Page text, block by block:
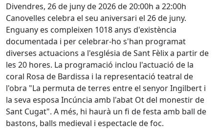
Divendres, 26 de juny de 2026 de 20:00h a 22:00h
Canovelles celebra el seu aniversari el 26 de juny.
Enguany es compleixen 1018 anys d'existència
documentada i per celebrar-ho s'han programat
diverses actuacions a l'església de Sant Fèlix a partir de
les 20 hores. La programació inclou l'actuació de la
coral Rosa de Bardissa i la representació teatral de
l'obra "La permuta de terres entre el senyor Ingilbert i
la seva esposa Incúncia amb l'abat Ot del monestir de
Sant Cugat". A més, hi haurà un fi de festa amb ball de
bastons, balls medieval i espectacle de foc.